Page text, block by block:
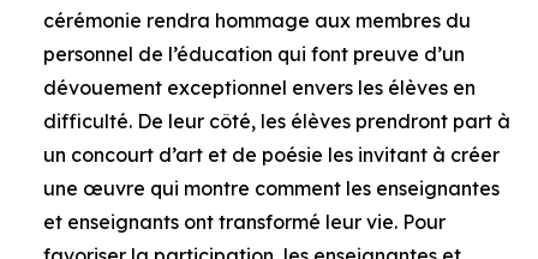
cérémonie rendra hommage aux membres du
personnel de l’éducation qui font preuve d’un
dévouement exceptionnel envers les élèves en
difficulté. De leur côté, les élèves prendront part à
un concourt d’art et de poésie les invitant à créer
une œuvre qui montre comment les enseignantes
et enseignants ont transformé leur vie. Pour